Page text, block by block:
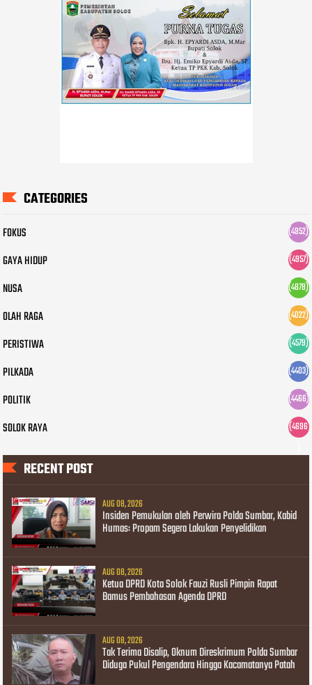
CATEGORIES
FOKUS (4952)
GAYA HIDUP (4957)
NUSA (4878)
OLAH RAGA (4022)
PERISTIWA (4579)
PILKADA (4403)
POLITIK (4466)
SOLOK RAYA
(4696
RECENT POST
AUG 08, 2026
Insiden Pemukulan oleh Perwira Polda Sumbar, Kabid
Humas: Propam Segera Lakukan Penyelidikan
AUG 08, 2026
Ketua DPRD Kota Solok Fauzi Rusli Pimpin Rapat
Bamus Pembahasan Agenda DPRD
AUG 08, 2026
Tak Terima Disalip, Oknum Direskrimum Polda Sumbar
Diduga Pukul Pengendara Hingga Kacamatanya Patah